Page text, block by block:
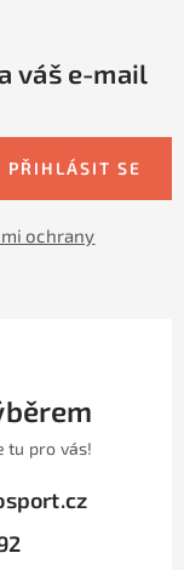
váš e-mail
ochrany
PŘIHLÁSIT SE
tu pro vás!